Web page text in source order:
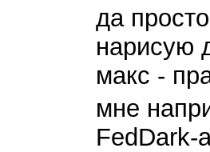
да
нарисую
макс -
мне
FedDark-